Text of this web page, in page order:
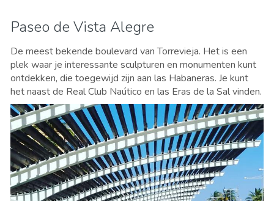
Paseo de Vista Alegre
De meest bekende boulevard van Torrevieja. Het is een
plek waar je interessante sculpturen en monumenten kunt
ontdekken, die toegewijd zijn aan las Habaneras. Je kunt
het naast de Real Club Naútico en las Eras de la Sal vinden.